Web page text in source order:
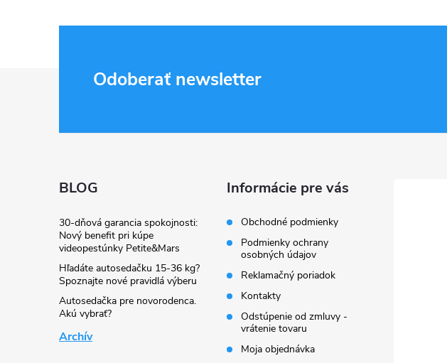
Odoberať newsletter
BLOG
30-dňová garancia spokojnosti:
Nový benefit pri kúpe
videopestúnky Petite&Mars
Hľadáte autosedačku 15-36 kg?
Spoznajte nové pravidlá výberu
Autosedačka pre novorodenca.
Akú vybrať?
Archív
Informácie pre vás
Obchodné podmienky
Podmienky ochrany
osobných údajov
Reklamačný poriadok
Kontakty
Odstúpenie od zmluvy -
vrátenie tovaru
Moja objednávka